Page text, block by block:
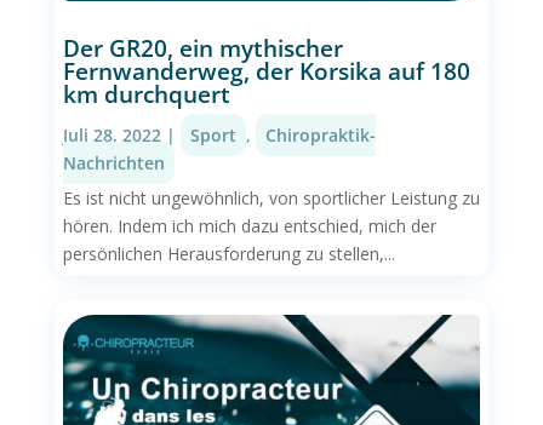
Der GR20, ein mythischer
Fernwanderweg, der Korsika auf 180
km durchquert
Juli 28, 2022| Sport ,
Chiropraktik-
Nachrichten
Es ist nicht ungewöhnlich, von sportlicher Leistung zu
hören. Indem ich mich dazu entschied, mich der
persönlichen Herausforderung zu stellen,...